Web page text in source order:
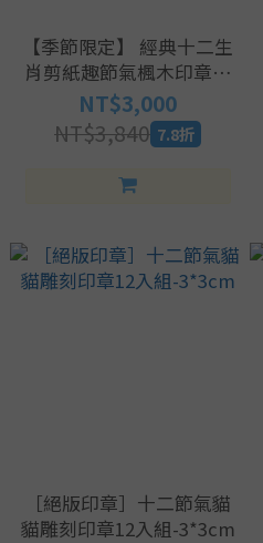
【季節限定】 經典十二生
肖剪紙趣節氣楓木印章組
全套12顆
NT$3,000
NT$3,840 7.8折
［絕版印章］十二節氣貓
貓雕刻印章12入組-3*3cm